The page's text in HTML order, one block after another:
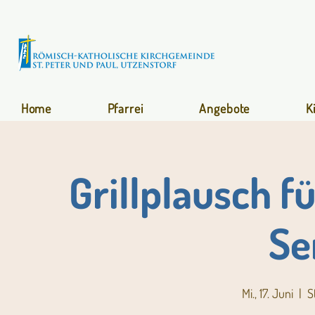
Home Pfarrei Angebote
Grillplausch
Mi., 17. Juni
  |